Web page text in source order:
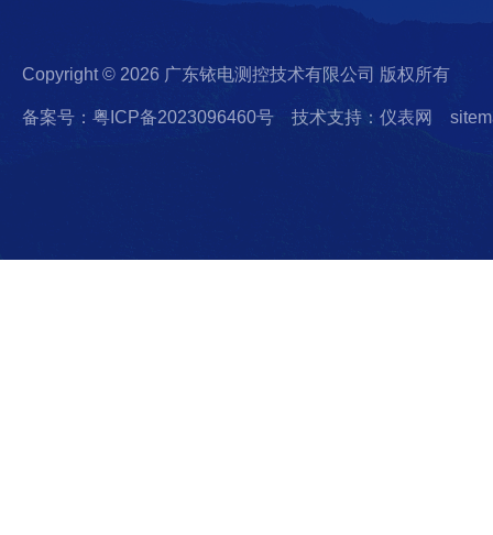
Copyright © 2026 广东铱电测控技术有限公司 版权所有
备案号：粤ICP备2023096460号 技术支持：仪表网